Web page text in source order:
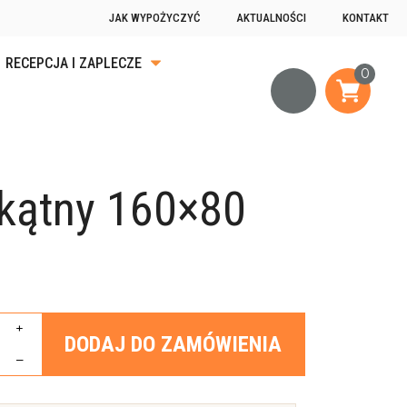
JAK WYPOŻYCZYĆ AKTUALNOŚCI KONTAKT
RECEPCJA I ZAPLECZE
OGRZEWANIE160×80
+
–
DODAJ DO ZAMÓWIENIA